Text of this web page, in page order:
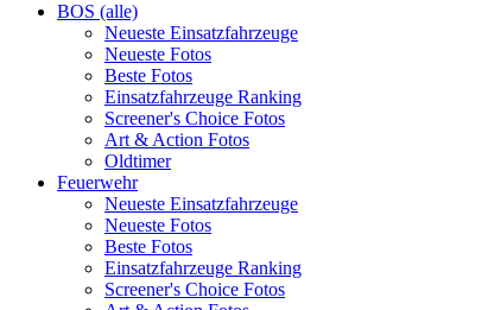
BOS (alle)
Neueste Einsatzfahrzeuge
Neueste Fotos
Beste Fotos
Einsatzfahrzeuge Ranking
Screener's Choice Fotos
Art & Action Fotos
Oldtimer
Feuerwehr
Neueste Einsatzfahrzeuge
Neueste Fotos
Beste Fotos
Einsatzfahrzeuge Ranking
Screener's Choice Fotos